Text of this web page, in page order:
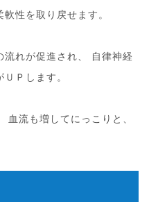
性を取り戻せます。
れが促進され、 自律神経
Ｐします。
流も増してにっこりと、